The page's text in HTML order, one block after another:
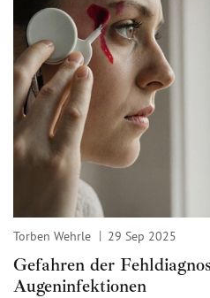
Torben Wehrle 29 Sep 2025
Gefahren der
Augeninfektionen